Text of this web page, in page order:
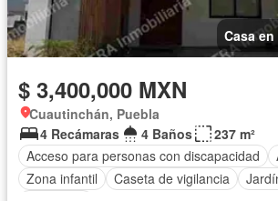
Casa
$ 3,400,000 MXN
Cuautinchán, Puebla
4 Recámaras
4 Baños
237 m²
Acceso para personas con discapacidad
Zona infantil
Caseta de vigilancia